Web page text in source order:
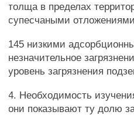
толща в пределах
супесчаными
145 низкими
незначительное
уровень загрязнения
4. Необходимость
они показывают ту долю